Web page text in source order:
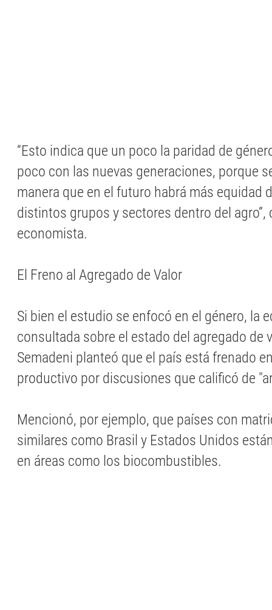
“Esto indica que un poco la paridad de
poco con las nuevas generaciones, porque
manera que en el futuro habrá más equidad
distintos grupos y sectores dentro del agro”,
economista.
El Freno al Agregado de Valor
Si bien el estudio se enfocó en el género, la
consultada sobre el estado del agregado de
Semadeni planteó que el país está frenado
productivo por discusiones que calificó de
Mencionó, por ejemplo, que países con
similares como Brasil y Estados Unidos
en áreas como los biocombustibles.